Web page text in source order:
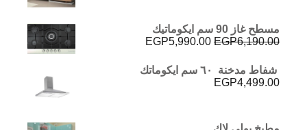
مسطح غاز 90 سم ايكوماتيك
EGP6,190.00
السعر
هو:
EGP6,190.00.
EGP5,990.00
هو:
EGP5,990.00.
شفاط مدخنة ٦٠ سم ايكوماتك
EGP4,499.00